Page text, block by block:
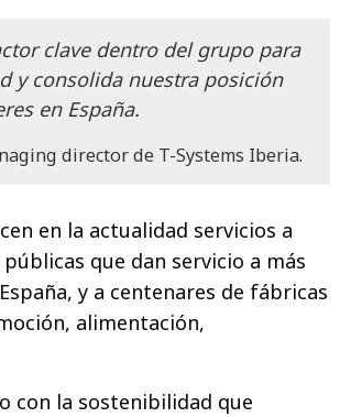
clave dentro del grupo para
y consolida nuestra posición
en España.
director de T-Systems Iberia.
en la actualidad servicios a
que dan servicio a más
y a centenares de fábricas
alimentación,
con la sostenibilidad que